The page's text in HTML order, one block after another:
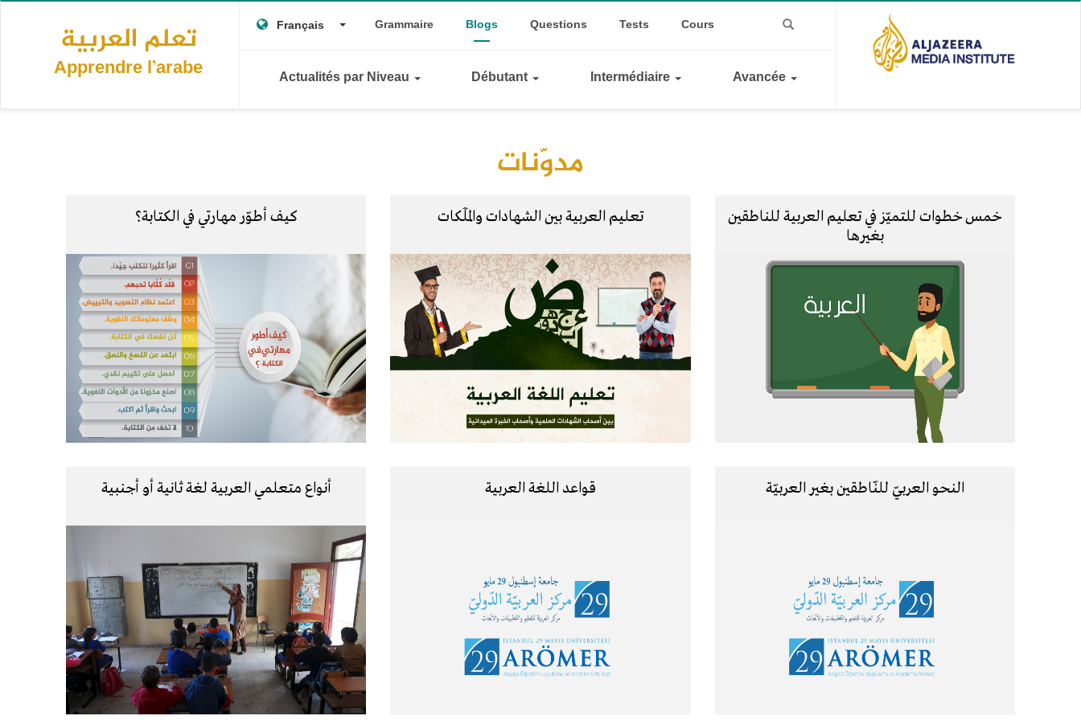
Aller
تعلم العربية
Apprendre l’arabe
Français Toggle Dropdown
Top
Grammaire Blogs Questions Tests Cours
Main
navigation
Actualités par Niveau Débutant Intermédiaire Avancée
مدوّنات
كيف أطوّر مهارتي في الكتابة؟ تعليم العربية بين الشهادات والمَلَكات
خمس خطوات للتميّز في تعليم العربية للناطقين
بغيرها
أنواع متعلمي العربية لغة ثانية أو أجنبية قواعد اللغة العربية النحو العربيّ للنّاطقين بغير العربيّة